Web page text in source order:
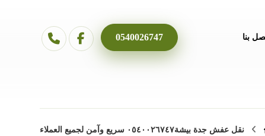
بنا 0540026747
نقل عفش جدة بيشة٠٥٤٠٠٢٦٧٤٧ سريع وآمن لجميع العملاء